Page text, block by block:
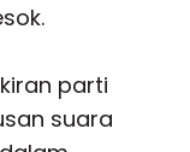
parti
suara